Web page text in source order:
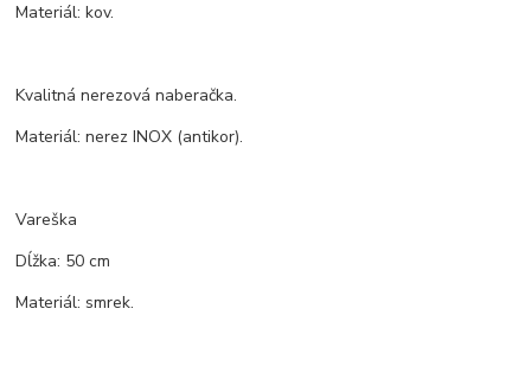
Materiál: kov.
Kvalitná nerezová naberačka.
Materiál: nerez INOX (antikor).
Vareška
Dĺžka: 50 cm
Materiál: smrek.